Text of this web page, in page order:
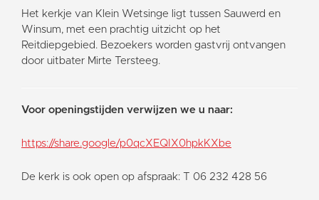
Home
Algemeen
Historie
Contact
Vaktaal
Het kerkje van Klein Wetsinge ligt tussen Sauwerd en
Winsum, met een prachtig uitzicht op het
Reitdiepgebied. Bezoekers worden gastvrij ontvangen
door uitbater Mirte Tersteeg.
Voor openingstijden verwijzen we u naar:
https://share.google/p0qcXEQIX0hpkKXbe
De kerk is ook open op afspraak: T 06 232 428 56